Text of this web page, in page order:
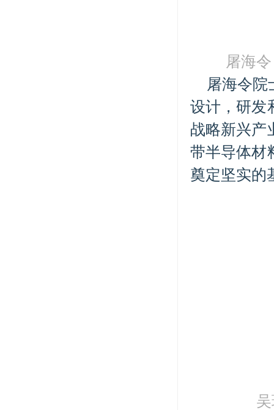
屠海
屠海令院
设计，研发
战略新兴产
带半导体材
奠定坚实的